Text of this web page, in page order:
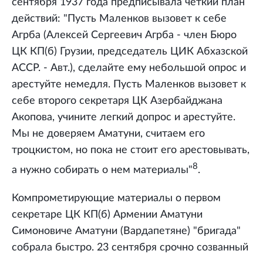
сентября 1937 года предписывала четкий план
действий: "Пусть Маленков вызовет к себе
Агрба (Алексей Сергеевич Агрба - член Бюро
ЦК КП(б) Грузии, председатель ЦИК Абхазской
АССР. - Авт.), сделайте ему небольшой опрос и
арестуйте немедля. Пусть Маленков вызовет к
себе второго секретаря ЦК Азербайджана
Акопова, учините легкий допрос и арестуйте.
Мы не доверяем Аматуни, считаем его
троцкистом, но пока не стоит его арестовывать,
а нужно собирать о нем материалы"8.
Компрометирующие материалы о первом
секретаре ЦК КП(б) Армении Аматуни
Симоновиче Аматуни (Вардапетяне) "бригада"
собрала быстро. 23 сентября срочно созванный